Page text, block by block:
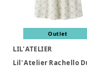
Outlet
LIL' ATELIER